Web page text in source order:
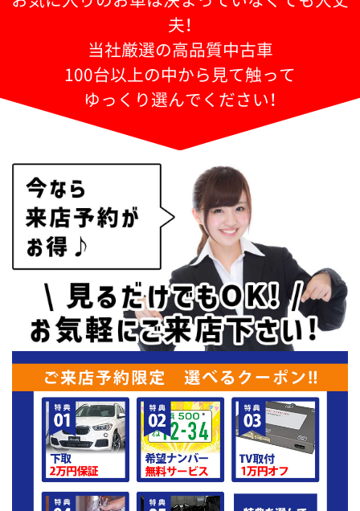
夫！
当社厳選の高品質中古車
100台以上の中から見て触って
ゆっくり選んでください！